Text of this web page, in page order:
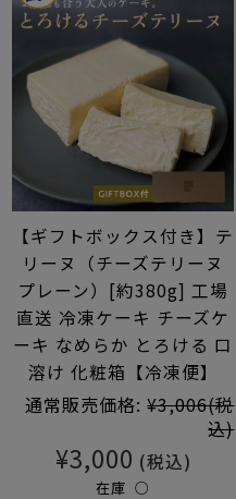
【ギフトボックス付き】テ
リーヌ（チーズテリーヌ
プレーン）[約380g] 工場
直送 冷凍ケーキ チーズケ
ーキ なめらか とろける 口
溶け 化粧箱【冷凍便】
通常販売価格: ¥3,006(税
込)
¥3,000 (税込)
在庫 ○